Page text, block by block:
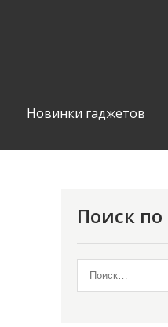
Новинки гаджетов
Поиск по